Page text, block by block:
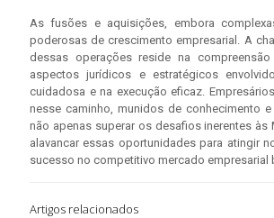
As fusões e aquisições, embora
poderosas de crescimento empresarial. A
dessas operações reside na
aspectos jurídicos e estratégicos
cuidadosa e na execução eficaz.
nesse caminho, munidos de conhecimento
não apenas superar os desafios inerentes às
alavancar essas oportunidades para atingir
sucesso no competitivo mercado empresarial
Artigos relacionados